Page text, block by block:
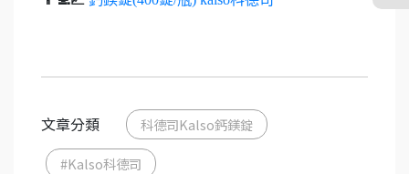
文章分類 科德司Kalso鈣鎂錠
#Kalso科德司